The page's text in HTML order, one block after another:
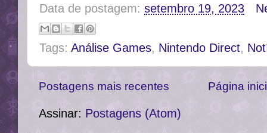
Data de postagem: setembro 19, 2023
Tags: Análise Games, Nintendo Direct,
Postagens mais recentes Página
Assinar: Postagens (Atom)